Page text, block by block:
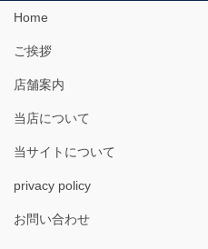
Home
ご挨拶
店舗案内
当店について
当サイトについて
privacy policy
お問い合わせ